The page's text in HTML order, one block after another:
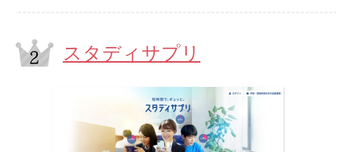
スタディサプリ